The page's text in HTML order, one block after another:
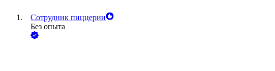
Сотрудник пиццерии
Без опыта